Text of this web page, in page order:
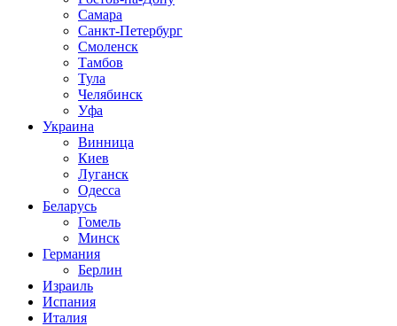
Самара
Санкт-Петербург
Смоленск
Тамбов
Тула
Челябинск
Уфа
Украина
Винница
Киев
Луганск
Одесса
Беларусь
Гомель
Минск
Германия
Берлин
Израиль
Испания
Италия